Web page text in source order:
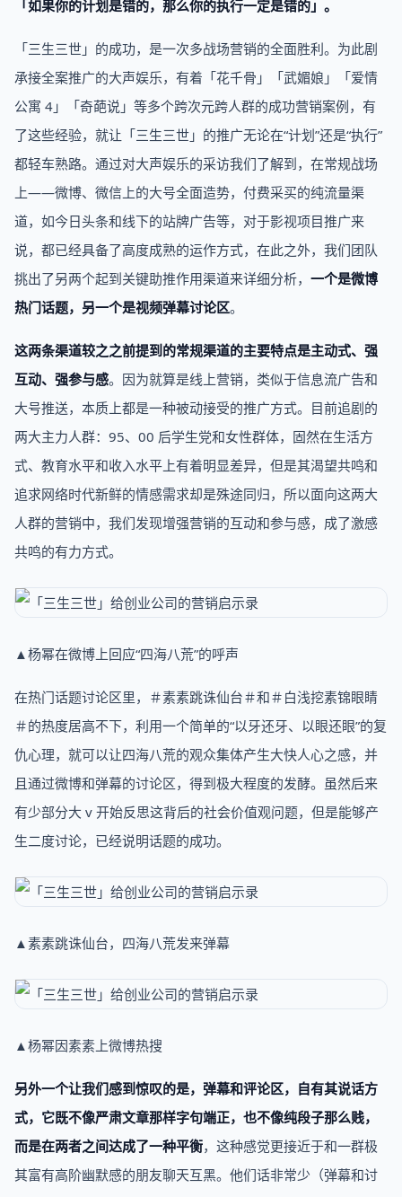
「如果你的计划是错的，那么你的执行一定是错的」。
「三生三世」的成功，是一次多战场营销的全面胜利。为此剧
承接全案推广的大声娱乐，有着「花千骨」「武媚娘」「爱情
公寓 4」「奇葩说」等多个跨次元跨人群的成功营销案例，有
了这些经验，就让「三生三世」的推广无论在“计划”还是“执行”
都轻车熟路。通过对大声娱乐的采访我们了解到，在常规战场
上——微博、微信上的大号全面造势，付费采买的纯流量渠
道，如今日头条和线下的站牌广告等，对于影视项目推广来
说，都已经具备了高度成熟的运作方式，在此之外，我们团队
挑出了另两个起到关键助推作用渠道来详细分析， 一个是微博
热门话题，另一个是视频弹幕讨论区。
这两条渠道较之之前提到的常规渠道的主要特点是主动式、强
互动、强参与感。因为就算是线上营销，类似于信息流广告和
大号推送，本质上都是一种被动接受的推广方式。目前追剧的
两大主力人群：95、00 后学生党和女性群体，固然在生活方
式、教育水平和收入水平上有着明显差异，但是其渴望共鸣和
追求网络时代新鲜的情感需求却是殊途同归，所以面向这两大
人群的营销中，我们发现增强营销的互动和参与感，成了激感
共鸣的有力方式。
▲杨幂在微博上回应“四海八荒”的呼声
在热门话题讨论区里，＃素素跳诛仙台＃和＃白浅挖素锦眼睛
＃的热度居高不下，利用一个简单的“以牙还牙、以眼还眼”的复
仇心理，就可以让四海八荒的观众集体产生大快人心之感，并
且通过微博和弹幕的讨论区，得到极大程度的发酵。虽然后来
有少部分大 v 开始反思这背后的社会价值观问题，但是能够产
生二度讨论，已经说明话题的成功。
▲素素跳诛仙台，四海八荒发来弹幕
▲杨幂因素素上微博热搜
另外一个让我们感到惊叹的是，弹幕和评论区，自有其说话方
式，它既不像严肃文章那样字句端正，也不像纯段子那么贱，
而是在两者之间达成了一种平衡，这种感觉更接近于和一群极
其富有高阶幽默感的朋友聊天互黑。他们话非常少（弹幕和讨